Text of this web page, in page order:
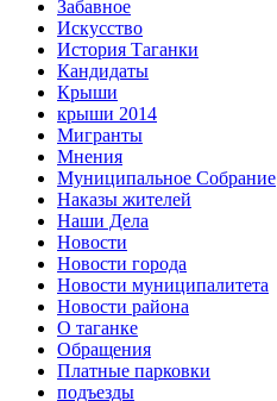
Забавное
Искусство
История Таганки
Кандидаты
Крыши
крыши 2014
Мигранты
Мнения
Муниципальное Собрание
Наказы жителей
Наши Дела
Новости
Новости города
Новости муниципалитета
Новости района
О таганке
Обращения
Платные парковки
подъезды